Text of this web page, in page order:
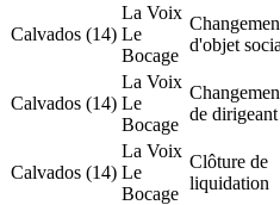
Calvados (14)
La Voix
Le
Bocage
d'objet
Calvados (14)
La Voix
Le
Bocage
de dirigeant
Calvados (14)
La Voix
Le
Bocage
Clôture de
liquidation